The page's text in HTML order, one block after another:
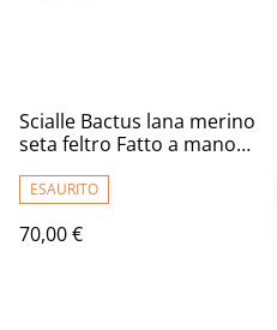
Scialle Bactus lana merino
seta feltro Fatto a mano
fiori tulipani Sciarpa rosso
donna Scialle Regalo
unico
ESAURITO
70,00 €